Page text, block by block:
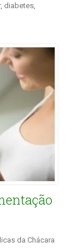
diabetes,
da Chácara